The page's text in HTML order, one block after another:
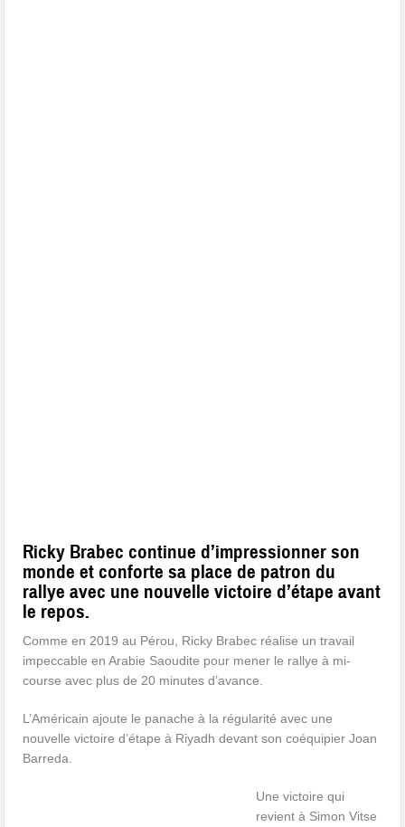
Ricky Brabec continue d’impressionner son
monde et conforte sa place de patron du
rallye avec une nouvelle victoire d’étape avant
le repos.
Comme en 2019 au Pérou, Ricky Brabec réalise un travail
impeccable en Arabie Saoudite pour mener le rallye à mi-
course avec plus de 20 minutes d’avance.
L’Américain ajoute le panache à la régularité avec une
nouvelle victoire d’étape à Riyadh devant son coéquipier Joan
Barreda.
Une victoire qui
revient à Simon Vitse